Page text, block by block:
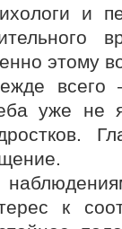
и
этому
всего
уже не
к